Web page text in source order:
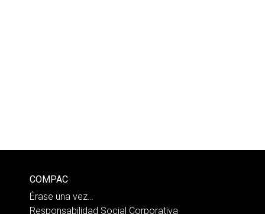
COMPAC
Érase una vez…
Responsabilidad Social Corporativa